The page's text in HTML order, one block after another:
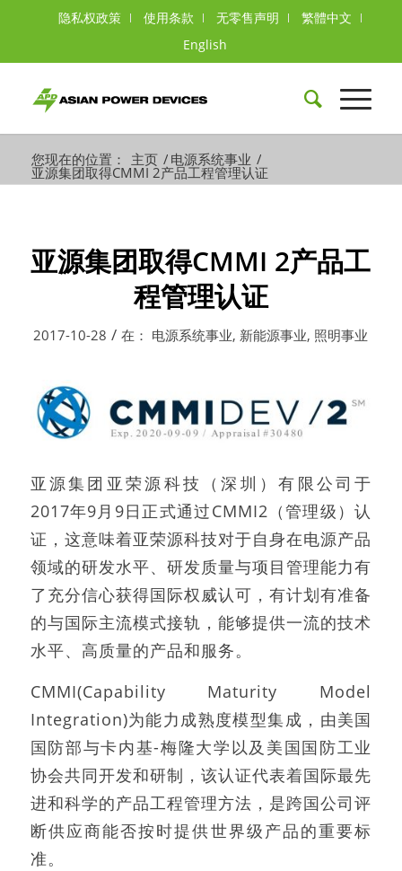
隐私权政策 使用条款 无零售声明
繁體中文
English
您现在的位置： 主页 / 电源系统事业 /
亚源集团取得CMMI 2产品工程管理认证
亚源集团取得CMMI 2产品工
程管理认证
2017-10-28 / 在： 电源系统事业, 新能源事业, 照明事业
亚源集团亚荣源科技（深圳）有限公司于
2017年9月9日正式通过CMMI2（管理级）认
证，这意味着亚荣源科技对于自身在电源产品
领域的研发水平、研发质量与项目管理能力有
了充分信心获得国际权威认可，有计划有准备
的与国际主流模式接轨，能够提供一流的技术
水平、高质量的产品和服务。
CMMI(Capability Maturity Model
Integration)为能力成熟度模型集成，由美国
国防部与卡内基-梅隆大学以及美国国防工业
协会共同开发和研制，该认证代表着国际最先
进和科学的产品工程管理方法，是跨国公司评
断供应商能否按时提供世界级产品的重要标
准。